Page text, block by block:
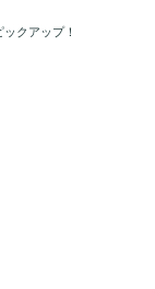
クアップ！